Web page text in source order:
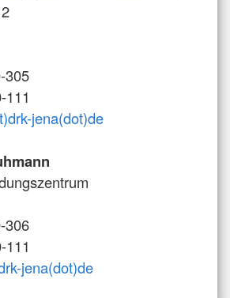
305
111
jena(dot)de
306
111
jena(dot)de